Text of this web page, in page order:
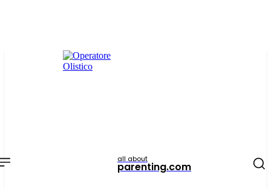
all about
parenting.com